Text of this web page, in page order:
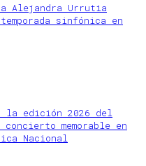
Alejandra Urrutia
sinfónica en
la edición 2026 del
memorable en
Nacional